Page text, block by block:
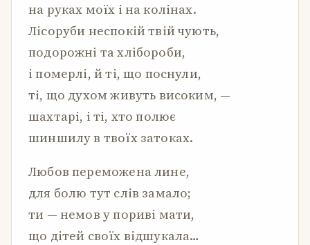
на руках моїх і на колінах.
Лісоруби неспокій твій чують,
подорожні та хлібороби,
і померлі, й ті, що поснули,
ті, що духом живуть високим, —
шахтарі, і ті, хто полює
шиншилу в твоїх затоках.
Любов переможена лине,
для болю тут слів замало;
ти — немов у пориві мати,
що дітей своїх відшукала…